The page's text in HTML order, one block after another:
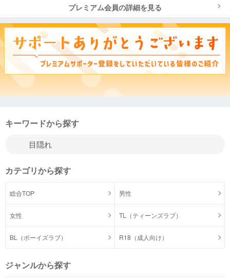
プレミアム会員の詳細を見る
キーワードから探す
カテゴリから探す
総合TOP 男性
女性 TL（ティーンズラブ）
BL（ボーイズラブ） R18（成人向け）
ジャンルから探す